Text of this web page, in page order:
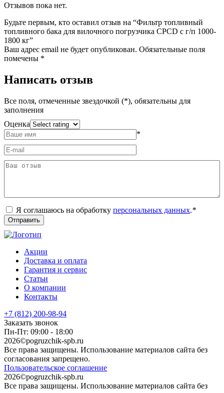
Отзывов пока нет.
Будьте первым, кто оставил отзыв на “Фильтр топливный
топливного бака для вилочного погрузчика CPCD с г/п 1000-
1800 кг”
Ваш адрес email не будет опубликован. Обязательные поля
помечены *
Написать отзыв
Все поля, отмеченные звездочкой (*), обязательны для
заполнения
Оценка
*
Я соглашаюсь на обработку персональных данных.*
Акции
Доставка и оплата
Гарантия и сервис
Статьи
О компании
Контакты
+7 (812) 200-98-94
Заказать звонок
Пн-Пт: 09:00 - 18:00
2026©pogruzchik-spb.ru
Все права защищены. Использование материалов сайта без
согласования запрещено.
Пользовательское соглашение
2026©pogruzchik-spb.ru
Все права защищены. Использование материалов сайта без